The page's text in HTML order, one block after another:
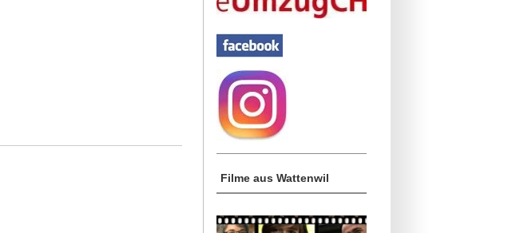
Filme aus Wattenwil